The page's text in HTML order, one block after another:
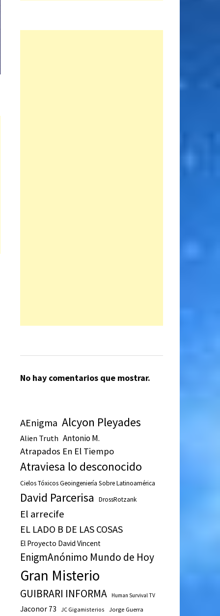
No hay comentarios que mostrar.
AEnigma Alcyon Pleyades
Alien Truth Antonio M.
Atrapados En El Tiempo
Atraviesa lo desconocido
Cielos Tóxicos Geoingeniería Sobre Latinoamérica
David Parcerisa DrossRotzank
El arrecife
EL LADO B DE LAS COSAS
El Proyecto David Vincent
EnigmAnónimo Mundo de Hoy
Gran Misterio
GUIBRARI INFORMA Human Survival TV
Jaconor 73 JC Gigamisterios Jorge Guerra